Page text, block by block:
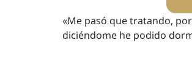
«Me pasó que tratando,
diciéndome he podido